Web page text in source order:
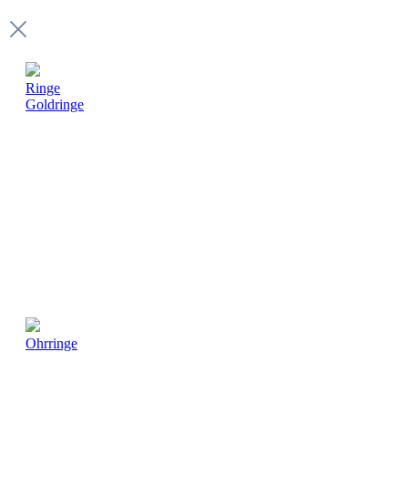
Ringe
Goldringe
Ohrringe